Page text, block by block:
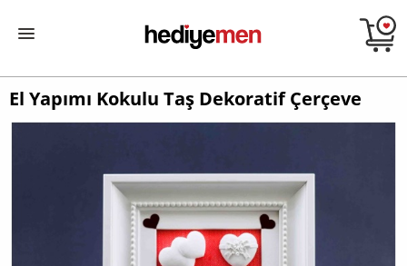
El Yapımı Kokulu Taş Dekoratif Çerçeve